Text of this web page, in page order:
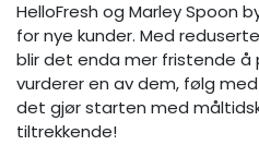
HelloFresh og Marley Spoon
for nye kunder. Med
blir det enda mer fristende å
vurderer en av dem, følg
det gjør starten med
tiltrekkende!